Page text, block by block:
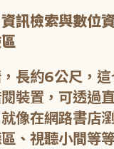
訊檢索與數位
長約6公尺，這
裝置，可透過
像在網路書店
、視聽小間等